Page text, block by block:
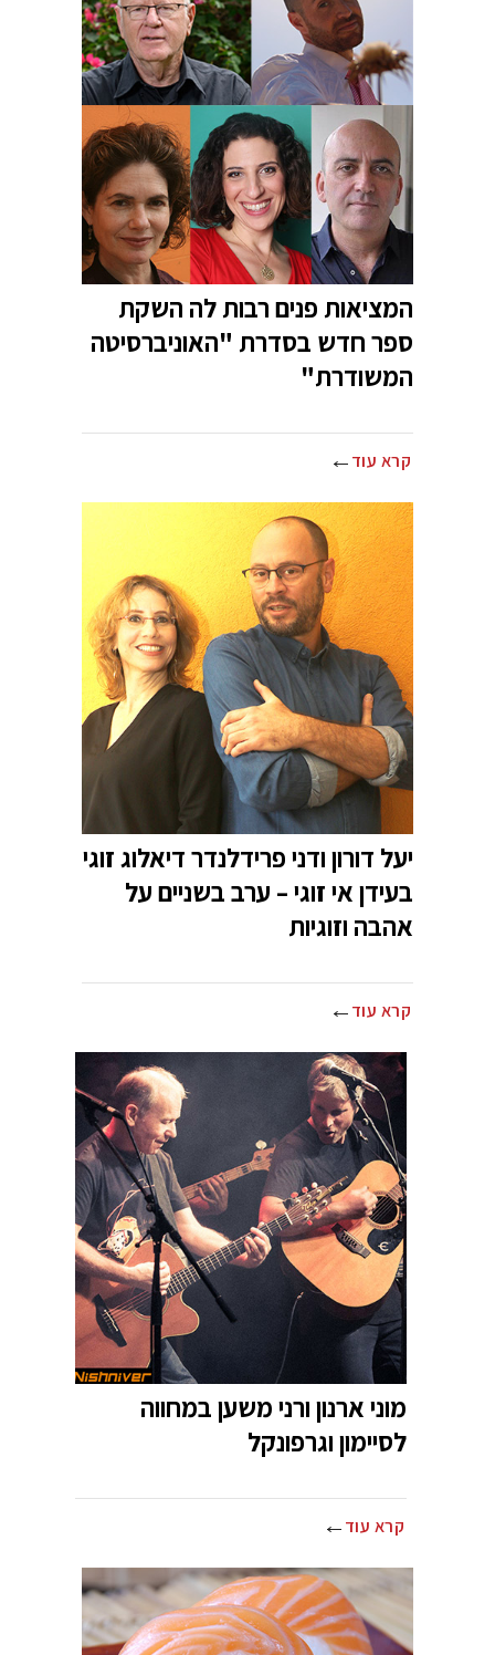
המציאות פנים רבות לה השקת
ספר חדש בסדרת "האוניברסיטה
המשודרת"
קרא עוד
יעל דורון ודני פרידלנדר דיאלוג זוגי
בעידן אי זוגי – ערב בשניים על
אהבה וזוגיות
קרא עוד
מוני ארנון ורני משען במחווה
לסיימון וגרפונקל
קרא עוד